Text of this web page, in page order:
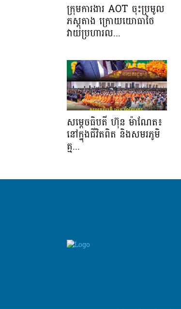
ក្រុមការងារ AOT ចុះប្រមូល
ភស្តុតាង ក្រោយយោធាថៃ
វាយប្រហារល...
សម្តេចធិបតី ហ៊ុន ម៉ាណែត៖
នៅក្នុងជីវិតពិត និងសមរភូមិ
គ្ម...